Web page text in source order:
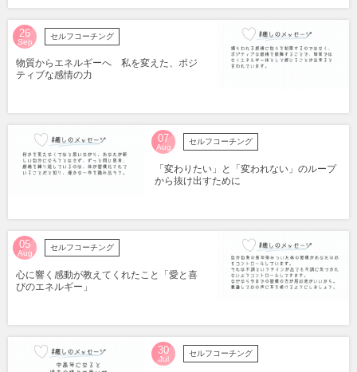
26
Sep
セルフコーチング
物質からエネルギーへ 私を変えた、ポジ
ティブな感情の力
07
Aug
セルフコーチング
「変わりたい」と「変われない」のループ
から抜け出すために
05
Aug
セルフコーチング
心に響く感動が教えてくれたこと「愛と喜
びのエネルギー」
30
Jul
セルフコーチング